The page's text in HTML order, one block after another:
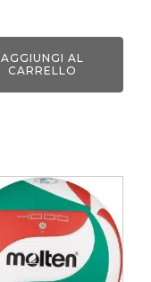
AGGIUNGI AL
CARRELLO